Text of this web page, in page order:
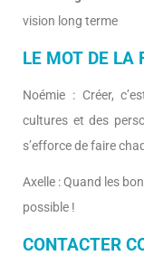
vision long terme
LE MOT DE LA
Noémie : Créer,
cultures et des
s’efforce de faire
Axelle : Quand les
possible !
CONTACTER